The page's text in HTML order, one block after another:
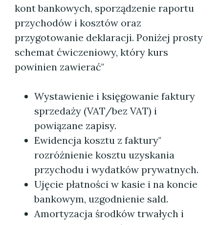
kont bankowych, sporządzenie raportu
przychodów i kosztów oraz
przygotowanie deklaracji. Poniżej prosty
schemat ćwiczeniowy, który kurs
powinien zawierać"
Wystawienie i księgowanie faktury
sprzedaży (VAT/bez VAT) i
powiązane zapisy.
Ewidencja kosztu z faktury"
rozróżnienie kosztu uzyskania
przychodu i wydatków prywatnych.
Ujęcie płatności w kasie i na koncie
bankowym, uzgodnienie sald.
Amortyzacja środków trwałych i